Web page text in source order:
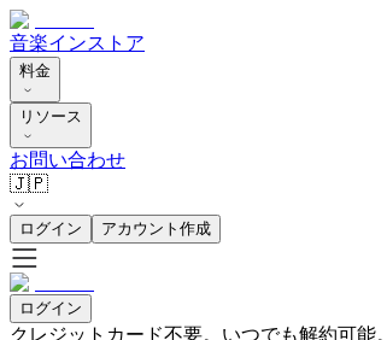
音楽インストア
料金
リソース
お問い合わせ
🇯🇵
ログイン アカウント作成
ログイン
クレジットカード不要。いつでも解約可能。